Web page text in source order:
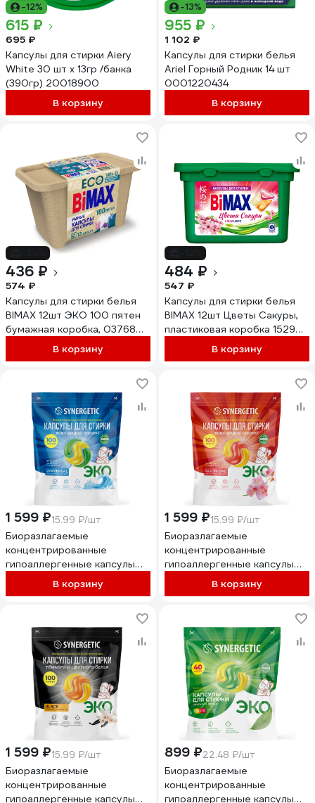
-12%
615 ₽
695 ₽
Капсулы для стирки Aiery
White 30 шт х 13гр /банка
(390гр) 20018900
В корзину
-13%
955 ₽
1 102 ₽
Капсулы для стирки белья
Ariel Горный Pодник 14 шт
0001220434
В корзину
436 ₽
574 ₽
Капсулы для стирки белья
BIMAX 12шт ЭКО 100 пятен
бумажная коробка, 03768
В корзину
484 ₽
547 ₽
Капсулы для стирки белья
BIMAX 12шт Цветы Сакуры,
пластиковая коробка 15290
В корзину
1 599 ₽15.99 ₽/шт
Биоразлагаемые
концентрированные
гипоаллергенные капсулы
для стирки SYNERGETIC
UNIVERSAL Бескрайний
В корзину
1 599 ₽15.99 ₽/шт
Биоразлагаемые
концентрированные
гипоаллергенные капсулы
для стирки SYNERGETIC ALL
IN ONE Магическая орхидея,
В корзину
1 599 ₽15.99 ₽/шт
Биоразлагаемые
концентрированные
гипоаллергенные капсулы
899 ₽22.48 ₽/шт
Биоразлагаемые
концентрированные
гипоаллергенные капсулы